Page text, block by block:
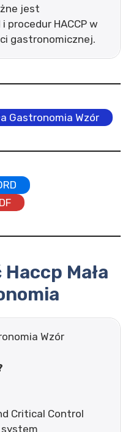
jest
procedur HACCP w
gastronomicznej.
Gastronomia Wzór
Mała
Wzór
Critical Control
system